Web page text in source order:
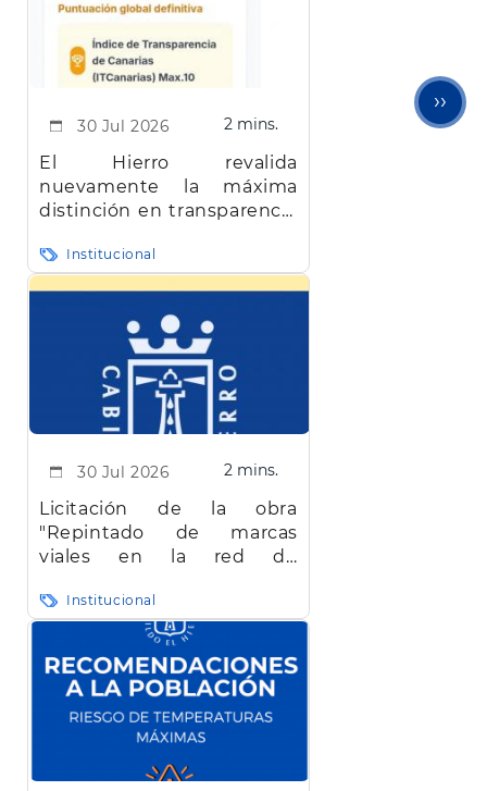
30 Jul 2026 2 mins.
El Hierro revalida
nuevamente la máxima
distinción en transparencia
Institucional
30 Jul 2026 2 mins.
Licitación de la obra
"Repintado de marcas
viales en la red de
Hierro"
Institucional
››